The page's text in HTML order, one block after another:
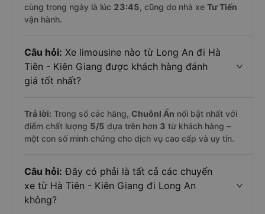
cùng trong ngày là lúc 23:45, cũng do nhà xe Tư Tiến
vận hành.
Câu hỏi: Xe limousine nào từ Long An đi Hà
Tiên - Kiên Giang được khách hàng đánh
giá tốt nhất?
Trả lời: Trong số các hãng, Chuônl Ẩn nổi bật nhất với
điểm chất lượng 5/5 dựa trên hơn 3 từ khách hàng –
một con số minh chứng cho dịch vụ cao cấp và uy tín.
Câu hỏi: Đây có phải là tất cả các chuyến
xe từ Hà Tiên - Kiên Giang đi Long An
không?